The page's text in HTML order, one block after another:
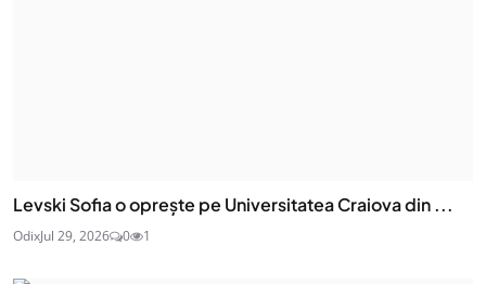
Levski Sofia o oprește pe Universitatea Craiova din ...
OdixJul 29, 2026 0 1